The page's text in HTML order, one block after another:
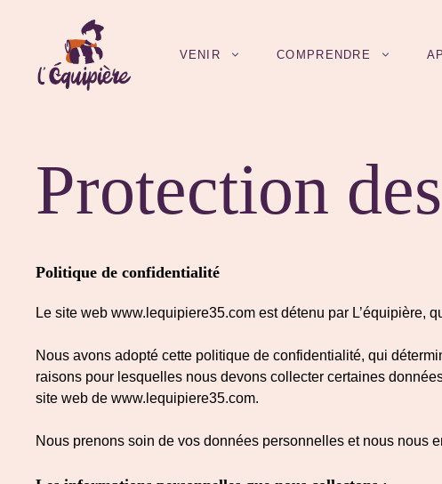
VENIR COMPRENDRE
Protection
Politique de confidentialité
Le site web www.lequipiere35.com est détenu par L’équipière,
Nous avons adopté cette politique de confidentialité, qui
raisons pour lesquelles nous devons collecter certaines
site web de www.lequipiere35.com.
Nous prenons soin de vos données personnelles et nous nous